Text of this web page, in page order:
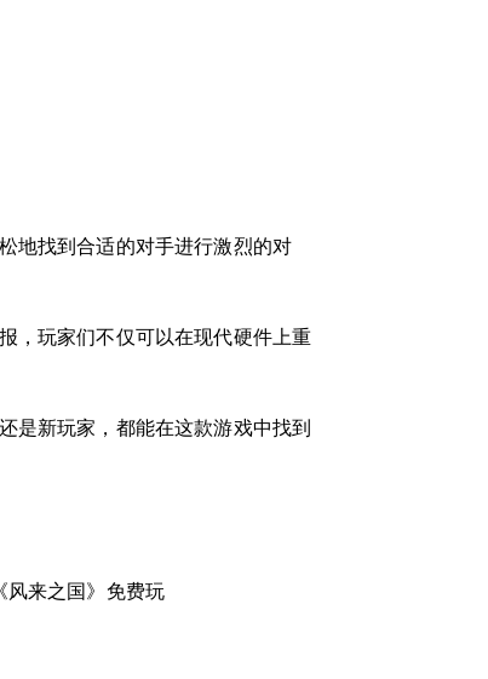
地找到合适的对手进行激烈的对
，玩家们不仅可以在现代硬件上重
是新玩家，都能在这款游戏中找到
风来之国》免费玩